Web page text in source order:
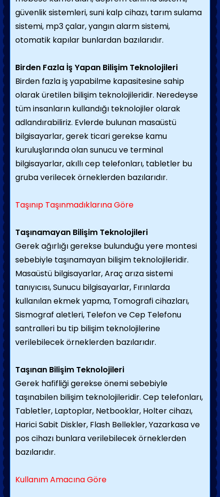
güvenlik sistemleri, suni kalp cihazı, tarım sulama
sistemi, mp3 çalar, yangın alarm sistemi,
otomatik kapılar bunlardan bazılarıdır.
Birden Fazla İş Yapan Bilişim Teknolojileri
Birden fazla iş yapabilme kapasitesine sahip
olarak üretilen bilişim teknolojileridir. Neredeyse
tüm insanların kullandığı teknolojiler olarak
adlandırabiliriz. Evlerde bulunan masaüstü
bilgisayarlar, gerek ticari gerekse kamu
kuruluşlarında olan sunucu ve terminal
bilgisayarlar, akıllı cep telefonları, tabletler bu
gruba verilecek örneklerden bazılarıdır.
Taşınıp Taşınmadıklarına Göre
Taşınamayan Bilişim Teknolojileri
Gerek ağırlığı gerekse bulunduğu yere montesi
sebebiyle taşınamayan bilişim teknolojileridir.
Masaüstü bilgisayarlar, Araç arıza sistemi
tanıyıcısı, Sunucu bilgisayarlar, Fırınlarda
kullanılan ekmek yapma, Tomografi cihazları,
Sismograf aletleri, Telefon ve Cep Telefonu
santralleri bu tip bilişim teknolojilerine
verilebilecek örneklerden bazılarıdır.
Taşınan Bilişim Teknolojileri
Gerek hafifliği gerekse önemi sebebiyle
taşınabilen bilişim teknolojileridir. Cep telefonları,
Tabletler, Laptoplar, Netbooklar, Holter cihazı,
Harici Sabit Diskler, Flash Bellekler, Yazarkasa ve
pos cihazı bunlara verilebilecek örneklerden
bazılarıdır.
Kullanım Amacına Göre